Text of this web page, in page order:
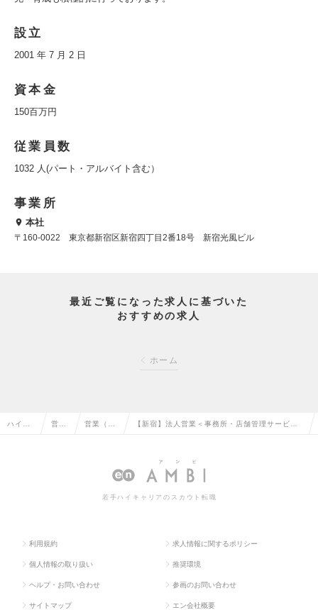
設立
2001 年 7 月 2 日
資本金
150百万円
従業員数
1032 人(パート・アルバイト含む）
事業所
本社
〒160-0022 東京都新宿区新宿四丁目2番18号 新宿光風ビル
最近ご覧になった求人に基づいた
おすすめの求人
ホーム
ハイク 営業 営業（法 【新宿】法人営業＜事務所・店舗管理サービス
場リロGで安定の求人情報
若手ハイキャリアのスカウト転職
利用規約 求人情報に関するポリシー
個人情報の取り扱い 推奨環境
ヘルプ・お問い合わせ 参画のお問い合わせ
サイトマップ エン会社概要